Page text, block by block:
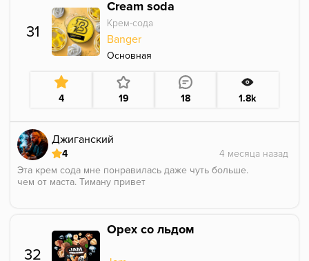
В соло немного скучновато, хотя иногда можно с
удовольствием покурить, в миксах найдёт
множество применений.
Аромка насыщенная и держится долго.
31
Cream soda
Крем-сода
Banger
Основная
4 19 18 1.8k
Джиганский
4
Эта крем сода мне понравилась даже чуть больше.
чем от маста. Тиману привет
32
Орех со льдом